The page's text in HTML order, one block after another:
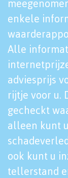
enkele
Alle
adviesprijs
rijtje voor u.
gecheckt
alleen kunt
ook kunt u
tellerstand